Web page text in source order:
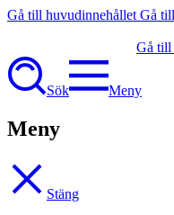
Gå till huvudinnehållet Gå
Gå till
Sök Meny
Meny
Stäng